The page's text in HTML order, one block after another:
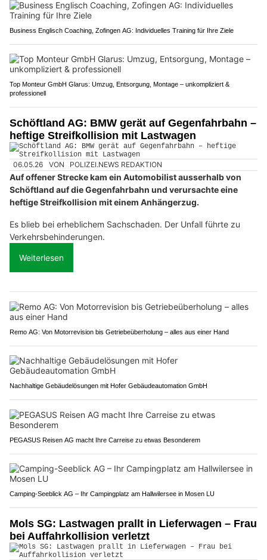
Business Englisch Coaching, Zofingen AG: Individuelles Training für Ihre Ziele
Top Monteur GmbH Glarus: Umzug, Entsorgung, Montage – unkompliziert &
professionell
Schöftland AG: BMW gerät auf Gegenfahrbahn –
heftige Streifkollision mit Lastwagen
06.05.26 VON POLIZEI.NEWS REDAKTION
Auf offener Strecke kam ein Automobilist ausserhalb von
Schöftland auf die Gegenfahrbahn und verursachte eine
heftige Streifkollision mit einem Anhängerzug.
Es blieb bei erheblichem Sachschaden. Der Unfall führte zu
Verkehrsbehinderungen.
Weiterlesen
Remo AG: Von Motorrevision bis Getriebeüberholung – alles aus einer Hand
Nachhaltige Gebäudelösungen mit Hofer Gebäudeautomation GmbH
PEGASUS Reisen AG macht Ihre Carreise zu etwas Besonderem
Camping-Seeblick AG – Ihr Campingplatz am Hallwilersee in Mosen LU
Mols SG: Lastwagen prallt in Lieferwagen – Frau
bei Auffahrkollision verletzt